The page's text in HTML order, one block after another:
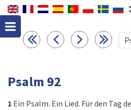
Psalm 92
1 Ein Psalm. Ein Lied. Für den Tag